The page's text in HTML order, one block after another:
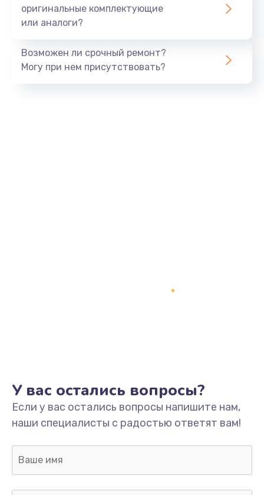
800 руб.
Тюнинг динамиков
Модернизация
2100 руб.
2000 руб.
оригинальные комплектующие
или аналоги?
Возможен ли срочный ремонт?
Могу при нем присутствовать?
У вас остались вопросы?
Если у вас остались вопросы напишите нам,
наши специалисты с радостью ответят вам!